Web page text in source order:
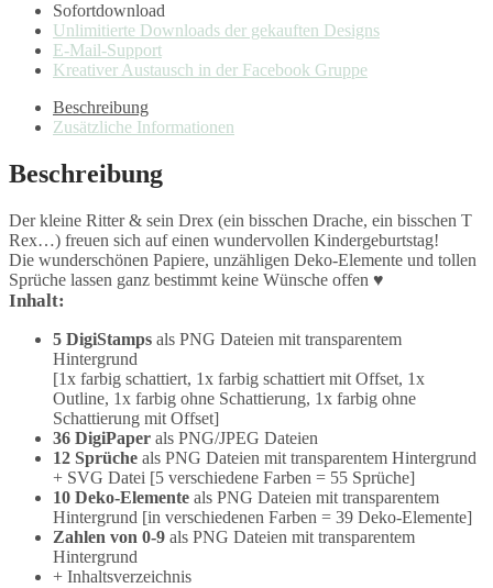
DigiStamp
Geburtstag
Menge
Sofortdownload
Unlimitierte Downloads der gekauften Designs
E-Mail-Support
Kreativer Austausch in der Facebook Gruppe
Beschreibung
Zusätzliche Informationen
Beschreibung
Der kleine Ritter & sein Drex (ein bisschen Drache, ein bisschen T
Rex…) freuen sich auf einen wundervollen Kindergeburtstag!
Die wunderschönen Papiere, unzähligen Deko-Elemente und tollen
Sprüche lassen ganz bestimmt keine Wünsche offen ♥
Inhalt:
5 DigiStamps als PNG Dateien mit transparentem
Hintergrund
[1x farbig schattiert, 1x farbig schattiert mit Offset, 1x
Outline, 1x farbig ohne Schattierung, 1x farbig ohne
Schattierung mit Offset]
36 DigiPaper als PNG/JPEG Dateien
12 Sprüche als PNG Dateien mit transparentem Hintergrund
+ SVG Datei [5 verschiedene Farben = 55 Sprüche]
10 Deko-Elemente als PNG Dateien mit transparentem
Hintergrund [in verschiedenen Farben = 39 Deko-Elemente]
Zahlen von 0-9 als PNG Dateien mit transparentem
Hintergrund
+ Inhaltsverzeichnis